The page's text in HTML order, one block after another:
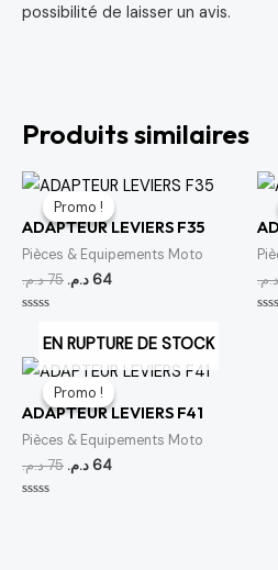
possibilité de laisser un avis.
Produits similaires
Promo !
Promo !
ADAPTEUR LEVIERS F35
Pièces & Equipements Moto
75د.م.
Le
initial
était :
75 د.م..
64 د.م.
Le
actuel
est :
64 د.م..
5
د.م.
Promo !
EN RUPTURE DE STOCK
Promo !
ADAPTEUR LEVIERS F41
Pièces & Equipements Moto
75د.م.
Le
initial
était :
75 د.م..
64 د.م.
Le
actuel
est :
64 د.م..